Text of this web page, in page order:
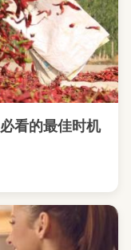
看的最佳时机